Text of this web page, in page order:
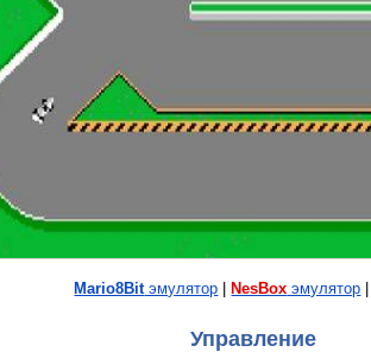
Mario8Bit эмулятор |NesBox эмулятор
Управление